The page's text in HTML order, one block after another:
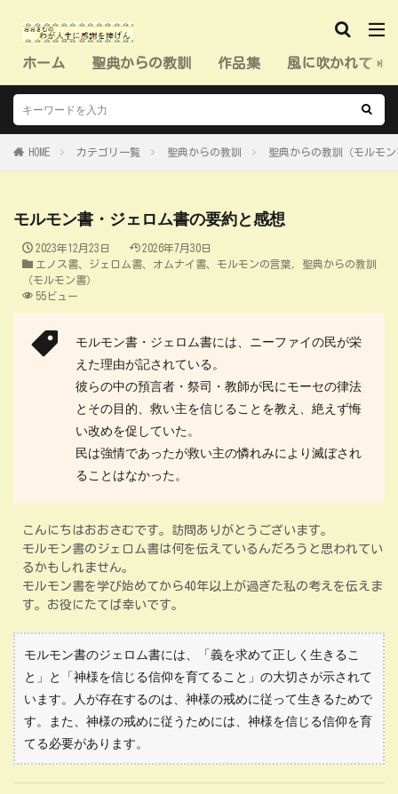
ホーム 聖典からの教訓 作品集 風に吹かれて（
HOME カテゴリ一覧 聖典からの教訓 聖典からの教訓（モルモ
モルモン書・ジェロム書の要約と感想
2023年12月23日
2026年7月30日
エノス書、ジェロム書、オムナイ書、モルモンの言葉
聖典からの教訓
（モルモン書）
55ビュー
モルモン書・ジェロム書には、ニーファイの民が栄
えた理由が記されている。
彼らの中の預言者・祭司・教師が民にモーセの律法
とその目的、救い主を信じることを教え、絶えず悔
い改めを促していた。
民は強情であったが救い主の憐れみにより滅ぼされ
ることはなかった。
こんにちはおおさむです。訪問ありがとうございます。
モルモン書のジェロム書は何を伝えているんだろうと思われてい
るかもしれません。
モルモン書を学び始めてから40年以上が過ぎた私の考えを伝えま
す。お役にたてば幸いです。
モルモン書のジェロム書には、「義を求めて正しく生きるこ
と」と「神様を信じる信仰を育てること」の大切さが示されて
います。人が存在するのは、神様の戒めに従って生きるためで
す。また、神様の戒めに従うためには、神様を信じる信仰を育
てる必要があります。